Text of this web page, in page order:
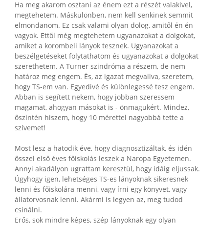
Ha meg akarom osztani az énem ezt a részét valakivel,
megtehetem. Máskülönben, nem kell senkinek semmit
elmondanom. Ez csak valami olyan dolog, amitől én én
vagyok. Ettől még megtehetem ugyanazokat a dolgokat,
amiket a korombeli lányok tesznek. Ugyanazokat a
beszélgetéseket folytathatom és ugyanazokat a dolgokat
szerethetem. A Turner szindróma a részem, de nem
határoz meg engem. És, az igazat megvallva, szeretem,
hogy TS-em van. Egyedivé és különlegessé tesz engem.
Abban is segített nekem, hogy jobban szeressem
magamat, ahogyan másokat is - önmagukért. Mindez,
őszintén hiszem, hogy 10 mérettel nagyobbá tette a
szívemet!
Most lesz a hatodik éve, hogy diagnosztizáltak, és idén
ősszel első éves főiskolás leszek a Naropa Egyetemen.
Annyi akadályon ugrattam keresztül, hogy idáig eljussak.
Úgyhogy igen, lehetséges TS-es lányoknak sikeresnek
lenni és főiskolára menni, vagy írni egy könyvet, vagy
állatorvosnak lenni. Akármi is legyen az, meg tudod
csinálni.
Erős, sok mindre képes, szép lányoknak egy olyan